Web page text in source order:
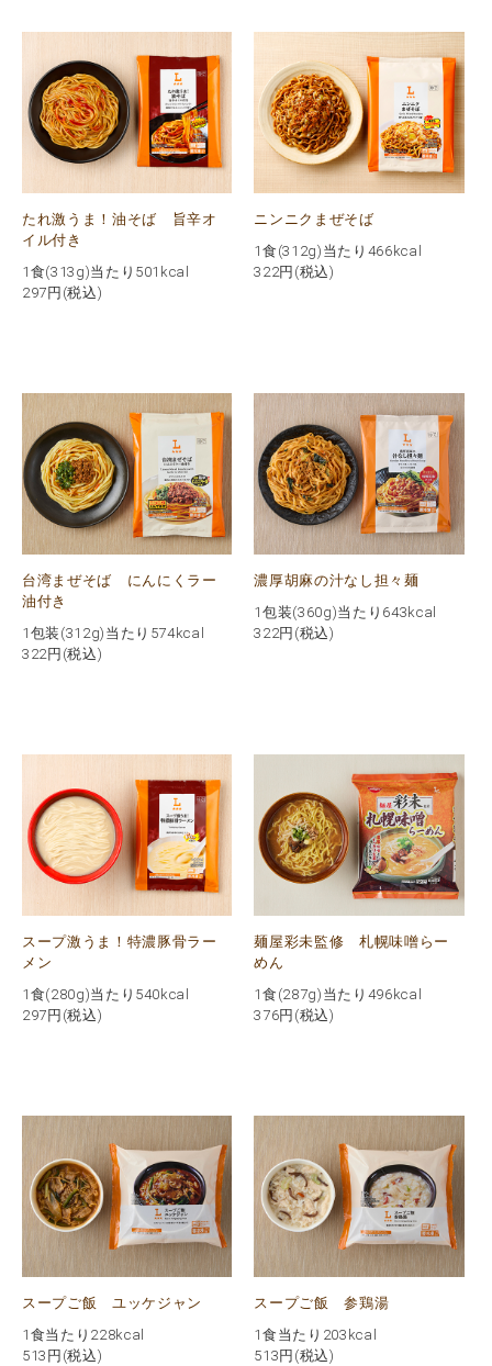
たれ激うま！油そば 旨辛オ
イル付き
1食(313g)当たり501kcal
297 円(税込)
ニンニクまぜそば
1食(312g)当たり466kcal
322円(税込)
台湾まぜそば にんにくラー
油付き
1包装(312g)当たり574kcal
322円(税込)
濃厚胡麻の汁なし担々麺
1包装(360g)当たり643kcal
322円(税込)
スープ激うま！特濃豚骨ラー
メン
1食(280g)当たり540kcal
297 円(税込)
麺屋彩未監修 札幌味噌らー
めん
1食(287g)当たり496kcal
376円(税込)
スープご飯 ユッケジャン
1食当たり228kcal
513 円(税込)
スープご飯 参鶏湯
1食当たり203kcal
513 円(税込)